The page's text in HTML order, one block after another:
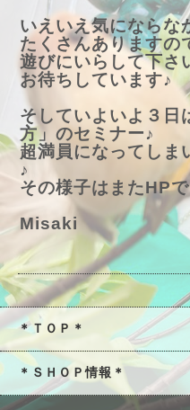
いえいえ気にならな
たくさんありますの
遊びにいらして下さ
お待ちしています♪
そしていよいよ３日
方」のセミナー♪
超満員になってしま
♪
その様子はまたHP
Misaki
＊ＴＯＰ＊
＊ＳＨＯＰ情報＊